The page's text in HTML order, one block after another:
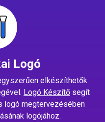
Logó
elkészíthetők
Logó Készítő segít
logó megtervezésében
logójához.